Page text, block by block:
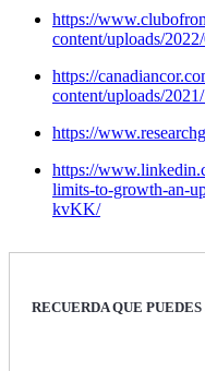
https://
content/uploads/
https://
content/uploads/
https://
https://
limits-to-growth-an-
kvKK/
RECUERDA QUE